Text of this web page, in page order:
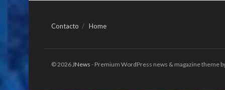
Contacto Home
© 2026JNews - Premium WordPress news & magazine theme